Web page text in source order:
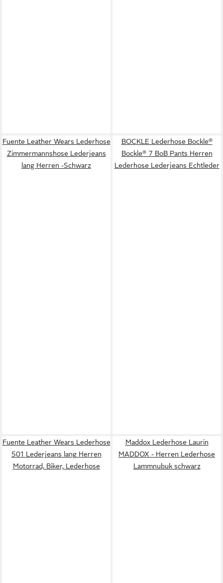
Fuente Leather Wears Lederhose
Zimmermannshose Lederjeans
lang Herren -Schwarz
BOCKLE Lederhose Bockle®
Bockle® 7 BoB Pants Herren
Lederhose Lederjeans Echtleder
Fuente Leather Wears Lederhose
501 Lederjeans lang Herren
Motorrad, Biker, Lederhose
Maddox Lederhose Laurin
MADDOX - Herren Lederhose
Lammnubuk schwarz